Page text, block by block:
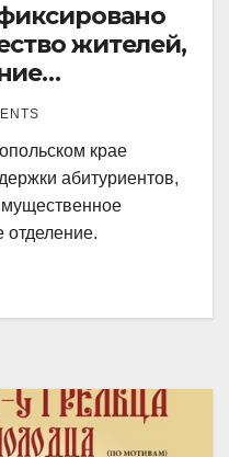
жителей,
с
в
районе.
крае
абитуриентов,
отделение.